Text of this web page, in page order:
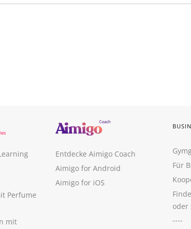
Perfume
mit
Entdecke Aimigo Coach
Aimigo for Android
Aimigo for iOS
Für
oder
----